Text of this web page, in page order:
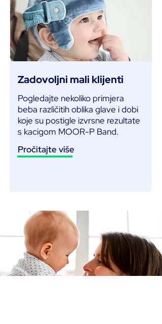
Pogledajte nekoliko primjera
beba različitih oblika glave i dobi
koje su postigle izvrsne rezultate
s kacigom MOOR-P Band.
Pročitajte više
Zadovoljni mali klijenti